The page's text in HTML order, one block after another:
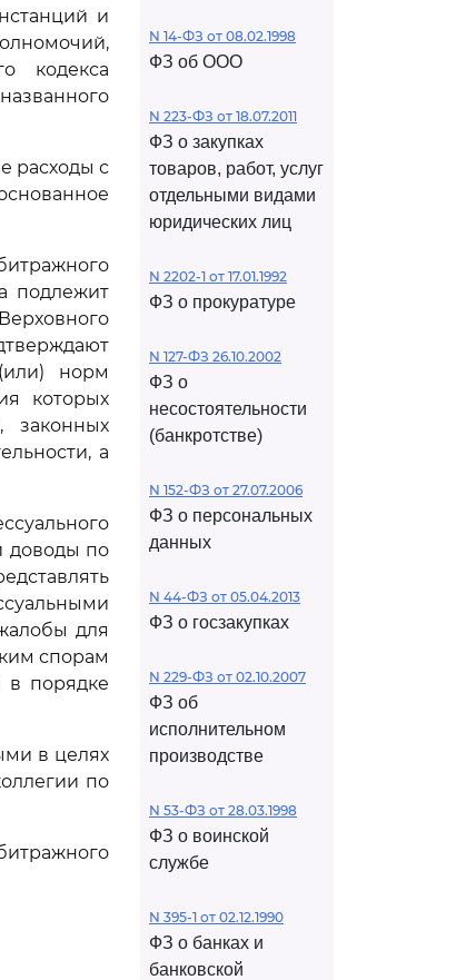
и
кодекса
названного
расходы с
подлежит
норм
которых
законных
а
доводы по
для
спорам
в порядке
в целях
по
N 14-ФЗ от 08.02.1998
ФЗ об ООО
N 223-ФЗ от 18.07.2011
ФЗ о закупках
товаров, работ, услуг
отдельными видами
юридических лиц
N 2202-1 от 17.01.1992
ФЗ о прокуратуре
N 127-ФЗ 26.10.2002
ФЗ о
несостоятельности
(банкротстве)
N 152-ФЗ от 27.07.2006
ФЗ о персональных
данных
N 44-ФЗ от 05.04.2013
ФЗ о госзакупках
N 229-ФЗ от 02.10.2007
ФЗ об
исполнительном
производстве
N 53-ФЗ от 28.03.1998
ФЗ о воинской
службе
N 395-1 от 02.12.1990
ФЗ о банках и
банковской